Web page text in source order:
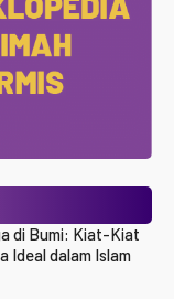
di Bumi: Kiat-Kiat
Ideal dalam Islam